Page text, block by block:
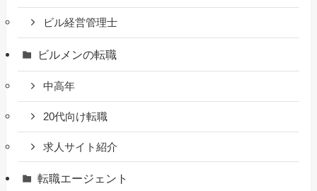
ビル経営管理士
ビルメンの転職
中高年
20代向け転職
求人サイト紹介
転職エージェント